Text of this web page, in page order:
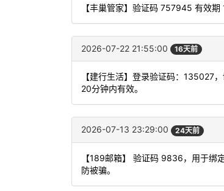
【丰巢管家】验证码 757945 有效
2026-07-22 21:55:00 16天前
【建行生活】登录验证码：135027
20分钟内有效。
2026-07-13 23:29:00 24天前
【189邮箱】 验证码 9836，用于绑
防被骗。